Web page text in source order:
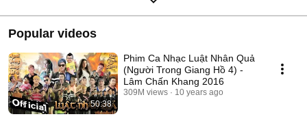
Popular videos
50:38
Phim Ca Nhạc Luật Nhân Quả
(Người Trong Giang Hồ 4) -
Lâm Chấn Khang 2016
309M views 10 years ago